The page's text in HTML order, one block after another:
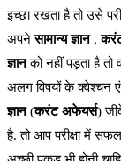
इच्छा रखता है तो उसे
अपनेसामान्य ज्ञान,
ज्ञानको नहीं पड़ता है तो
अलग विषयों के क्वेश्चन
ज्ञान(करंट अफेयर्स)
है. तो आप परीक्षा में